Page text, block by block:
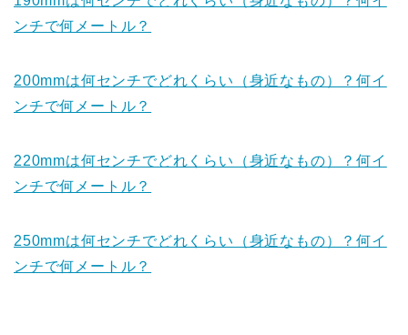
ンチで何メートル？
200mmは何センチでどれくらい（身近なもの）？何イ
ンチで何メートル？
220mmは何センチでどれくらい（身近なもの）？何イ
ンチで何メートル？
250mmは何センチでどれくらい（身近なもの）？何イ
ンチで何メートル？